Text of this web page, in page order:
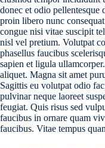
donec et odio pellentesque
proin libero nunc
congue nisi vitae suscipit
nisl vel pretium. Volutpat
phasellus faucibus
sapien et ligula
aliquet. Magna sit amet
Sagittis eu volutpat odio
pulvinar neque laoreet
feugiat. Quis risus sed
faucibus in ornare quam
faucibus. Vitae tempus